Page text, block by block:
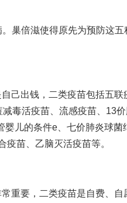
巢倍滋使得原先为预防这五
己出钱，二类疫苗包括五联
毒活疫苗、流感疫苗、13
婴儿的条件e、七价肺炎球菌
疫苗、乙脑灭活疫苗等。
重要，二类疫苗是自费、自